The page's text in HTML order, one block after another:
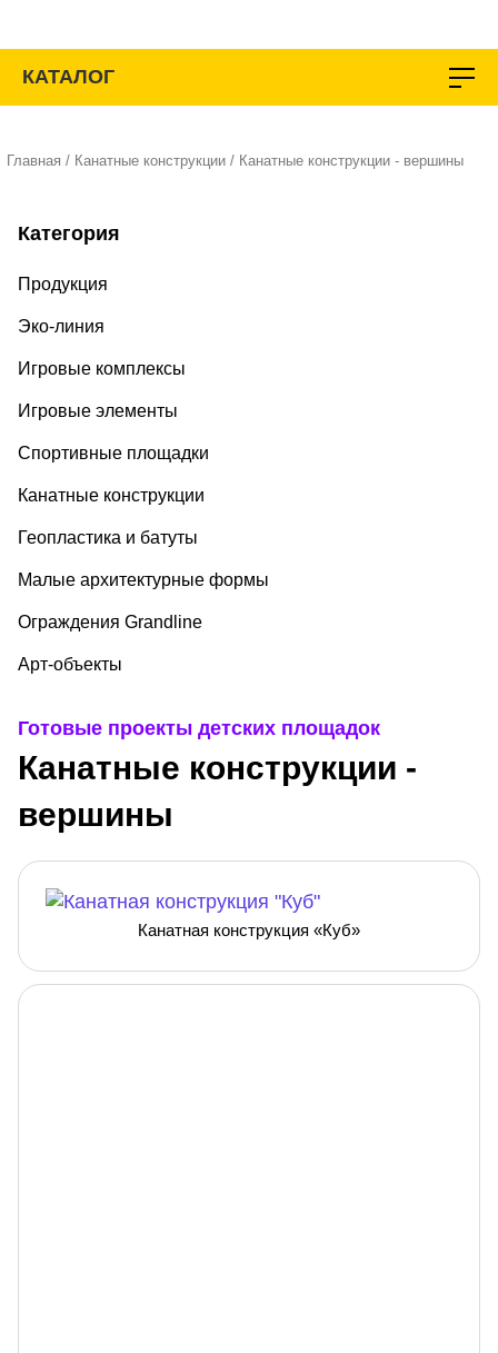
содержимому
КАТАЛОГ
Главная / Канатные конструкции / Канатные конструкции - вершины
Категория
Продукция
Эко-линия
Игровые комплексы
Игровые элементы
Спортивные площадки
Канатные конструкции
Геопластика и батуты
Малые архитектурные формы
Ограждения Grandline
Арт-объекты
Готовые проекты детских площадок
Канатные конструкции -
вершины
Канатная конструкция «Куб»